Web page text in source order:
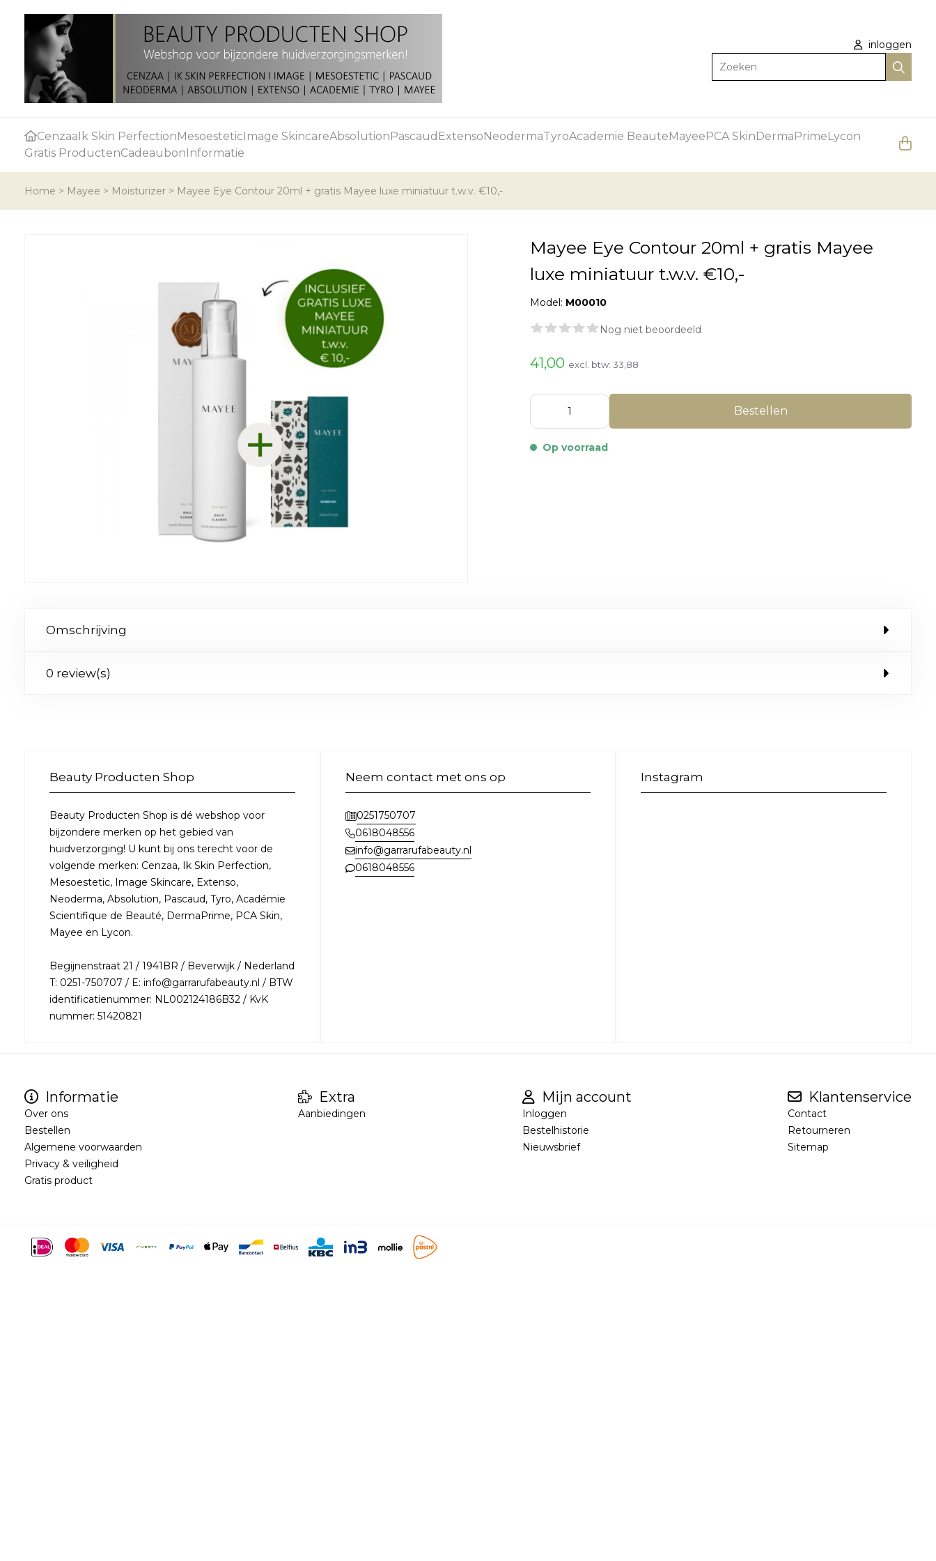
inloggen
Zoeken
CenzaaIk Skin PerfectionMesoesteticImage SkincareAbsolutionPascaud ExtensoNeodermaTyroAcademie BeauteMayeePCA SkinDermaPrimeLycon
Gratis ProductenCadeaubonInformatie
Home > Mayee > Moisturizer > Mayee Eye Contour 20ml + gratis Mayee luxe miniatuur t.w.v. €10,-
Mayee Eye Contour 20ml + gratis Mayee
luxe miniatuur t.w.v. €10,-
Model: M00010
Nog niet beoordeeld
41,00 excl. btw:33,88
Bestellen
Op voorraad
Omschrijving
0 review(s)
Beauty Producten Shop
Beauty Producten Shop is dé webshop voor
bijzondere merken op het gebied van
huidverzorging! U kunt bij ons terecht voor de
volgende merken: Cenzaa, Ik Skin Perfection,
Mesoestetic, Image Skincare, Extenso,
Neoderma, Absolution, Pascaud, Tyro, Académie
Scientifique de Beauté, DermaPrime, PCA Skin,
Mayee en Lycon.
Begijnenstraat 21 / 1941BR / Beverwijk / Nederland
T: 0251-750707 / E: info@garrarufabeauty.nl / BTW
identificatienummer: NL002124186B32 / KvK
nummer: 51420821
Neem contact met ons op
0251750707
0618048556
info@garrarufabeauty.nl
0618048556
Instagram
Informatie
Over ons
Bestellen
Algemene voorwaarden
Privacy & veiligheid
Gratis product
Extra
Aanbiedingen
Mijn account
Inloggen
Bestelhistorie
Nieuwsbrief
Klantenservice
Contact
Retourneren
Sitemap